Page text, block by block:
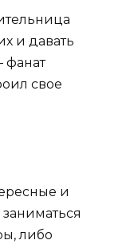
и давать
фанат
свое
и
либо